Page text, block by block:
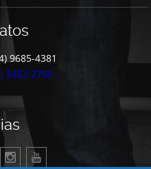
9685-4381
3462-2755